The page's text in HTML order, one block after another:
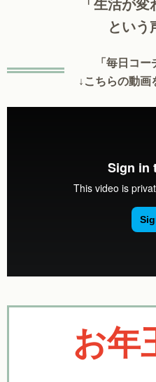
「生活が変
という
「毎日コ
↓こちらの動画
お年